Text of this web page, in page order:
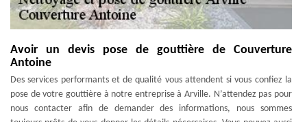
Avoir un devis pose de gouttière de Couverture
Antoine
Des services performants et de qualité vous attendent si vous confiez la
pose de votre gouttière à notre entreprise à Arville. N’attendez pas pour
nous contacter afin de demander des informations, nous sommes